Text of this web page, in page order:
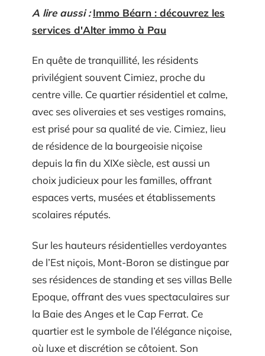
A lire aussi : Immo Béarn : découvrez les
services d'Alter immo à Pau
En quête de tranquillité, les résidents
privilégient souvent Cimiez, proche du
centre ville. Ce quartier résidentiel et calme,
avec ses oliveraies et ses vestiges romains,
est prisé pour sa qualité de vie. Cimiez, lieu
de résidence de la bourgeoisie niçoise
depuis la fin du XIXe siècle, est aussi un
choix judicieux pour les familles, offrant
espaces verts, musées et établissements
scolaires réputés.
Sur les hauteurs résidentielles verdoyantes
de l’Est niçois, Mont-Boron se distingue par
ses résidences de standing et ses villas Belle
Epoque, offrant des vues spectaculaires sur
la Baie des Anges et le Cap Ferrat. Ce
quartier est le symbole de l’élégance niçoise,
où luxe et discrétion se côtoient. Son